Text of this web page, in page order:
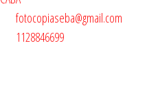
fotocopiaseba@gmail.com
1128846699